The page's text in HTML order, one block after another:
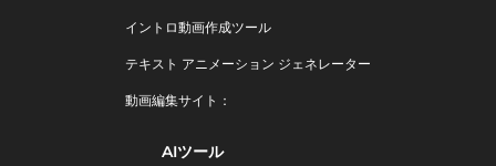
イントロ動画作成ツール
テキスト アニメーション ジェネレーター
動画編集サイト：
AIツール